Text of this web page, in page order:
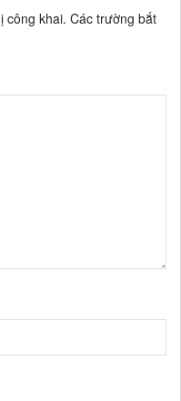
công khai. Các trường bắt